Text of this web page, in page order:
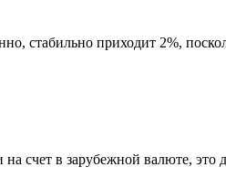
стабильно приходит 2%,
счет в зарубежной валюте,